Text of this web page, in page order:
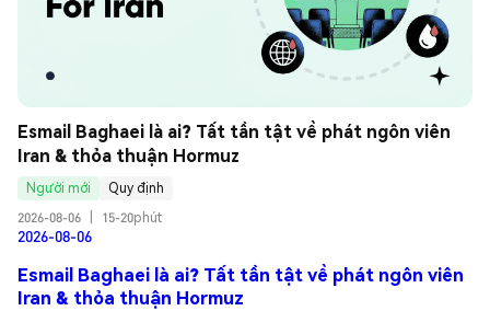
Esmail Baghaei là ai? Tất tần tật về phát ngôn viên
Iran & thỏa thuận Hormuz
Người mới
Quy định
2026-08-06
15-20phút
2026-08-06
Esmail Baghaei là ai? Tất tần tật về phát ngôn viên
Iran & thỏa thuận Hormuz